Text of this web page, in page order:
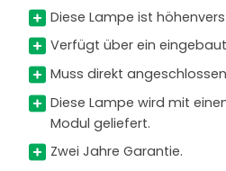
Diese Lampe ist
Verfügt über ein
Muss direkt
Diese Lampe wird mit
Modul geliefert.
Zwei Jahre Garantie.